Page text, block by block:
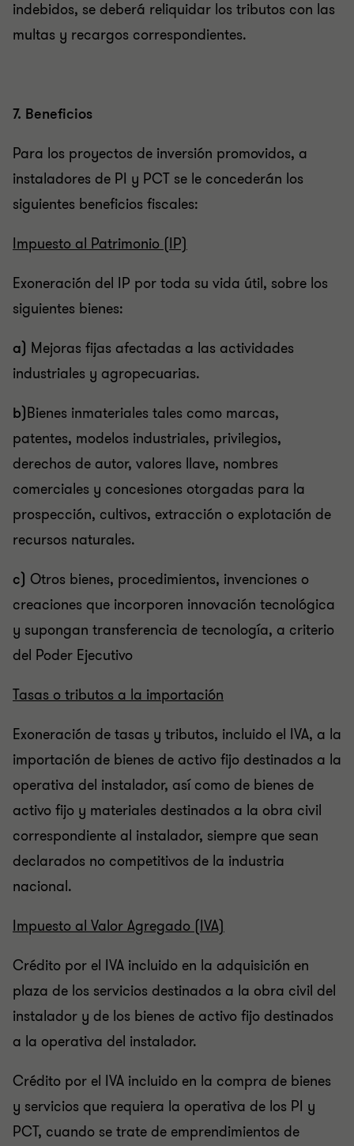
indebidos, se deberá reliquidar los tributos con las
multas y recargos correspondientes.
7. Beneficios
Para los proyectos de inversión promovidos, a
instaladores de PI y PCT se le concederán los
siguientes beneficios fiscales:
Impuesto al Patrimonio (IP)
Exoneración del IP por toda su vida útil, sobre los
siguientes bienes:
a) Mejoras fijas afectadas a las actividades
industriales y agropecuarias.
b)Bienes inmateriales tales como marcas,
patentes, modelos industriales, privilegios,
derechos de autor, valores llave, nombres
comerciales y concesiones otorgadas para la
prospección, cultivos, extracción o explotación de
recursos naturales.
c) Otros bienes, procedimientos, invenciones o
creaciones que incorporen innovación tecnológica
y supongan transferencia de tecnología, a criterio
del Poder Ejecutivo
Tasas o tributos a la importación
Exoneración de tasas y tributos, incluido el IVA, a la
importación de bienes de activo fijo destinados a la
operativa del instalador, así como de bienes de
activo fijo y materiales destinados a la obra civil
correspondiente al instalador, siempre que sean
declarados no competitivos de la industria
nacional.
Impuesto al Valor Agregado (IVA)
Crédito por el IVA incluido en la adquisición en
plaza de los servicios destinados a la obra civil del
instalador y de los bienes de activo fijo destinados
a la operativa del instalador.
Crédito por el IVA incluido en la compra de bienes
y servicios que requiera la operativa de los PI y
PCT, cuando se trate de emprendimientos de